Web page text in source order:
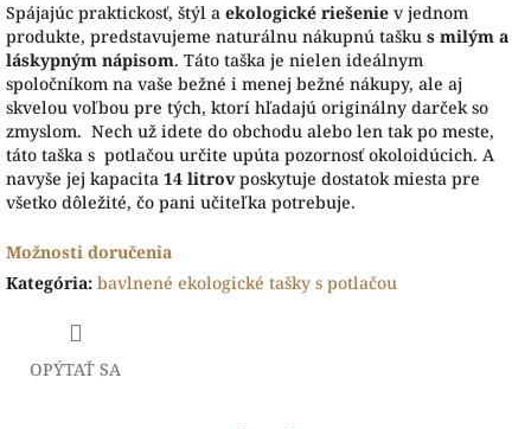
Spájajúc praktickosť, štýl a ekologické riešenie v jednom
produkte, predstavujeme naturálnu nákupnú tašku s milým a
láskypným nápisom. Táto taška je nielen ideálnym
spoločníkom na vaše bežné i menej bežné nákupy, ale aj
skvelou voľbou pre tých, ktorí hľadajú originálny darček so
zmyslom. Nech už idete do obchodu alebo len tak po meste,
táto taška s potlačou určite upúta pozornosť okoloidúcich. A
navyše jej kapacita 14 litrovposkytuje dostatok miesta pre
všetko dôležité, čo pani učiteľka potrebuje.
Možnosti doručenia
Kategória: bavlnené ekologické tašky s potlačou
OPÝTAŤ SA